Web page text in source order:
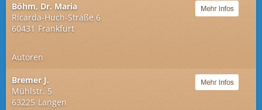
Böhm, Dr. Maria
Ricarda-Huch-Straße 6
60431 Frankfurt
Autoren
Bremer J.
Mühlstr. 5
63225 Langen